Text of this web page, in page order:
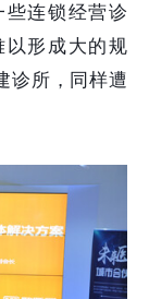
连锁经营诊
以形成大的规
诊所，同样遭